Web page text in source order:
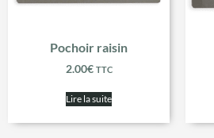
Pochoir raisin
2.00€ TTC
Lire la suite